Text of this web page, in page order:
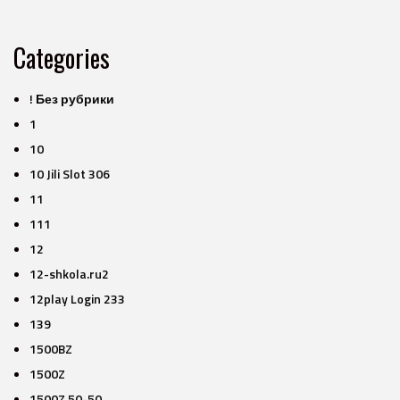
Categories
! Без рубрики
1
10
10 Jili Slot 306
11
111
12
12-shkola.ru2
12play Login 233
139
1500BZ
1500Z